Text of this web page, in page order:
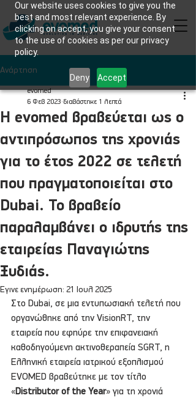
Our website uses cookies to give you the
best and most relevant experience. By
clicking on accept, you give your consent
to the use of cookies as per our privacy
policy.
Deny Accept
Ανάρτηση
Η evomed βραβεύεται ως ο
αντιπρόσωπος της χρονιάς
για το έτος 2022 σε τελετή
που πραγματοποιείται στο
Dubai. Το βραβείο
παραλαμβάνει ο ιδρυτής της
εταιρείας Παναγιώτης
Ξυδιάς.​
evomed
6 Φεβ 2023 διαβάστηκε 1 λεπτά
Έγινε ενημέρωση: 21 Ιουλ 2025
Στο Dubai, σε μια εντυπωσιακή τελετή που
οργανώθηκε από την VisionRT, την
εταιρεία που εφηύρε την επιφανειακή
καθοδηγούμενη ακτινοθεραπεία SGRT, η
Ελληνική εταιρεία ιατρικού εξοπλισμού
ΕVOMED βραβεύτηκε με τον τίτλο
«Distributor of the Year» για τη χρονιά